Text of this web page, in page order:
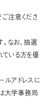
ご注意くださ
なお、抽選
いる方を優
ルアドレスに
大学事務局